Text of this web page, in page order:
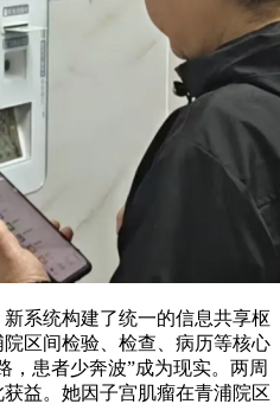
系统构建了统一的信息共享枢
区间检验、检查、病历等核心
，患者少奔波”成为现实。两周
益。她因子宫肌瘤在青浦院区